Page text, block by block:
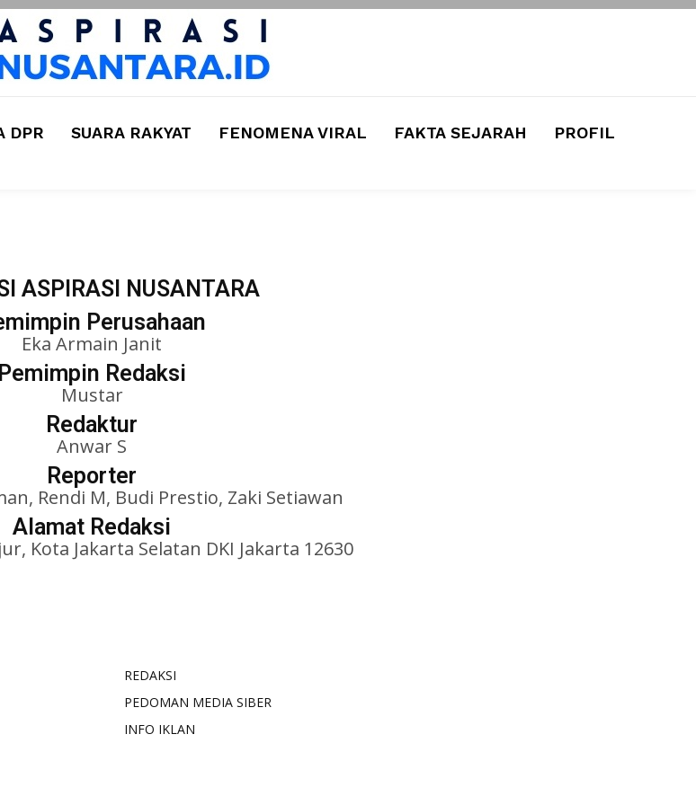
DPR SUARA RAKYAT FENOMENA VIRAL FAKTA SEJARAH
PROFIL
ASPIRASI NUSANTARA
Perusahaan
Eka Armain Janit
Pemimpin Redaksi
Mustar
Redaktur
Anwar S
Reporter
Rendi M, Budi Prestio, Zaki Setiawan
Alamat Redaksi
Kota Jakarta Selatan DKI Jakarta 12630
REDAKSI
PEDOMAN MEDIA SIBER
INFO IKLAN